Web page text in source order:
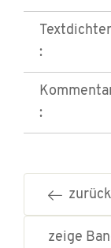
Textdichter
:
:
zurück
zeige